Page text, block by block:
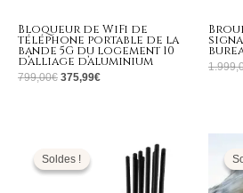
Bloqueur de WiFi de
téléphone portable de la
bande 5G du logement 10
d’alliage d’aluminium
799,00€ 375,99€
Soldes !
Soldes ! prix :
349,99€
399,99€